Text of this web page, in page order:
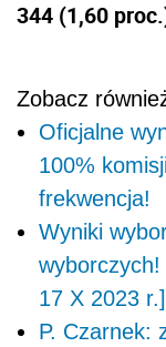
344 (1,60
Zobacz
Oficjalne
100%
frekwencja!
Wyniki
17 X 2023 r.]
P. Czarnek: